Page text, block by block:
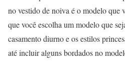
no vestido de noiva é o modelo que
que você escolha um modelo que
casamento diurno e os estilos
até incluir alguns bordados no